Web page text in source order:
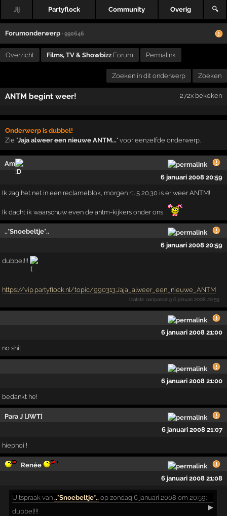
Jij Partyflock Community Overig 🔍
Forumonderwerp · 990646
Overzicht Films, TV & Showbizz Forum Permalink
Zoeken in dit onderwerp Zoeken
ANTM begint weer! 272x bekeken
Onderwerp is dubbel!
Zie "Jaja alweer een nieuwe ANTM..." voor eenzelfde onderwerp.
Am
6 januari 2008 20:59
Ik zag het net in een reclameblok, morgen rtl 5 20.30 is er weer ANTM!
Ik dacht ik waarschuw even de antm-kijkers onder ons
..*Snoebeltje*..
6 januari 2008 20:59
dubbel!!!
https://vip.partyflock.nl/topic/990313:Jaja_alweer_een_nieuwe_ANTM
laatste aanpassing6 januari 2008 20:59
6 januari 2008 21:00
no shit
6 januari 2008 21:00
bedankt he!
Para J [JWT]
6 januari 2008 21:07
hiephoi !
Renée
6 januari 2008 21:08
Uitspraak van..*Snoebeltje*.. op zondag 6 januari 2008 om 20:59:
▶
dubbel!!!